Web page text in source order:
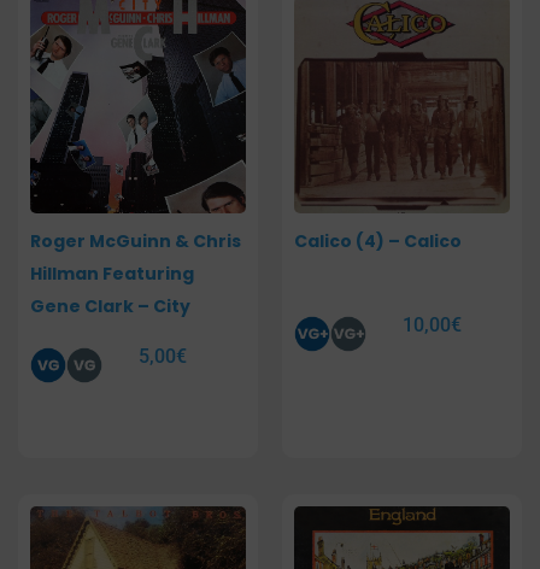
Roger McGuinn & Chris
Hillman Featuring
Gene Clark – City
5,00€
Calico (4) – Calico
10,00€